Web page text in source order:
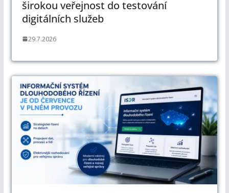
širokou veřejnost do testování
digitálních služeb
29.7.2026